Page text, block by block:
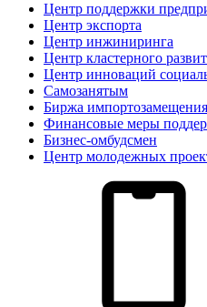
Центр поддержки
Центр экспорта
Центр инжиниринга
Центр кластерного
Центр инноваций
Cамозанятым
Биржа импортозамещения
Финансовые меры
Бизнес-омбудсмен
Центр молодежных